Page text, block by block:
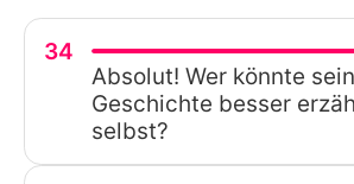
34
Absolut! Wer könnte
Geschichte besser
selbst?